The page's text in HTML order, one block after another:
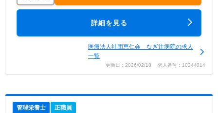
詳細を見る
医療法人社団恵仁会 なぎ辻病院の求人
一覧
更新日：2026/02/18 求人番号：10244014
管理栄養士 正職員